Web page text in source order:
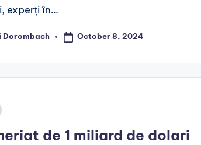
experți în…
Dorombach October 8, 2024
de 1 miliard de dolari